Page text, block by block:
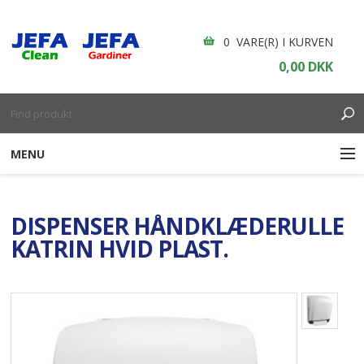
0 VARE(R) I KURVEN
0,00 DKK
MENU
ENGANGSARTIKLER
BORDDÆKNING
DISPENSER HÅNDKLÆDERULLE
KATRIN HVID PLAST.